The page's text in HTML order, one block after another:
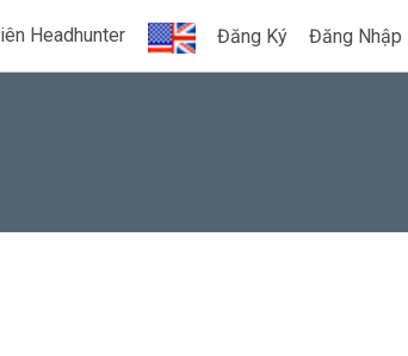
Headhunter Đăng Ký Đăng Nhập